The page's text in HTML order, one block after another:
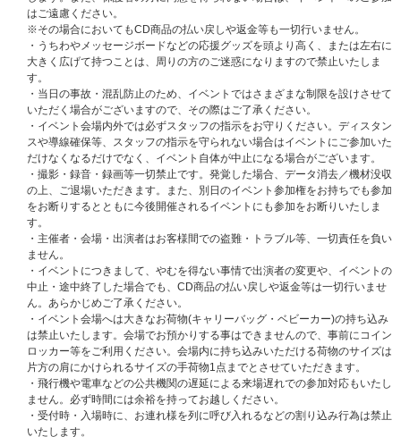
イベントの参加方法、および詳細はこちらをご確認ください。
封入特典：メンバー別セルカトレカ（初回フラッシュプライス盤限定絵柄 /
未公開セルカ全8種よりランダム1枚封入）
初回生産分封入特典：応募抽選特典（シリアルナンバー）
【ATEEZ JAPAN 5TH SINGLEシリアルナンバー特典 概要】 （※2026/7/3
更新）
【A】ATEEZ JAPAN 5TH SINGLE発売記念オフラインイベント 第二弾 内
容・当選人数
★2026年9月5日（土）大阪市内
★2026年10月2日（金）東京都内
★2026年10月3日（土）東京都内
※第一弾オフラインイベントと同日・同会場での実施となります。
※大阪会場は、前半メンバー：SEONGHWA・YEOSANG・SAN・WOOYO
UNG、後半メンバー：HONGJOONG・YUNHO・MINGI・JONGHOにわか
れての実施となります。
②【ATEEZ JAPAN OFFICIAL FANCLUB会員限定】プレミアム団体サイン
会
[当選人数] 東京・大阪共通：各日程60名、合計180名
③メンバー別サイン会（※希望メンバー選択可）
[当選人数] 東京・大阪共通：各日程400名（各日程：各メンバー50名）、合
計1,200名
④メンバー別グッドタッチ会（※希望メンバー選択不可・撮影OK！）
はご遠慮ください。
※その場合においてもCD商品の払い戻しや返金等も一切行いません。
・うちわやメッセージボードなどの応援グッズを頭より高く、または左右に
大きく広げて持つことは、周りの方のご迷惑になりますので禁止いたしま
す。
・当日の事故・混乱防止のため、イベントではさまざまな制限を設けさせて
いただく場合がございますので、その際はご了承ください。
・イベント会場内外では必ずスタッフの指示をお守りください。ディスタン
スや導線確保等、スタッフの指示を守られない場合はイベントにご参加いた
だけなくなるだけでなく、イベント自体が中止になる場合がございます。
・撮影・録音・録画等一切禁止です。発覚した場合、データ消去／機材没収
の上、ご退場いただきます。また、別日のイベント参加権をお持ちでも参加
をお断りするとともに今後開催されるイベントにも参加をお断りいたしま
す。
・主催者・会場・出演者はお客様間での盗難・トラブル等、一切責任を負い
ません。
・イベントにつきまして、やむを得ない事情で出演者の変更や、イベントの
中止・途中終了した場合でも、CD商品の払い戻しや返金等は一切行いませ
ん。あらかじめご了承ください。
・イベント会場へは大きなお荷物(キャリーバッグ・ベビーカー)の持ち込み
は禁止いたします。会場でお預かりする事はできませんので、事前にコイン
ロッカー等をご利用ください。会場内に持ち込みいただける荷物のサイズは
片方の肩にかけられるサイズの手荷物1点までとさせていただきます。
・飛行機や電車などの公共機関の遅延による来場遅れでの参加対応もいたし
ません。必ず時間には余裕を持ってお越しください。
・受付時・入場時に、お連れ様を列に呼び入れるなどの割り込み行為は禁止
いたします。